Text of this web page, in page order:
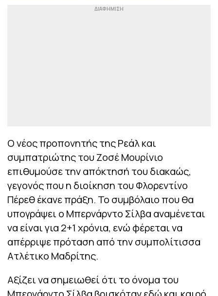
Ο νέος προπονητής της Ρεάλ και
συμπατριώτης του Ζοσέ Μουρίνιο
επιθυμούσε την απόκτησή του διακαώς,
γεγονός που η διοίκηση του Φλορεντίνο
Πέρεθ έκανε πράξη. Το συμβόλαιο που θα
υπογράψει ο Μπερνάρντο Σίλβα αναμένεται
να είναι για 2+1 χρόνια, ενώ φέρεται να
απέρριψε πρόταση από την συμπολίτισσα
Ατλέτικο Μαδρίτης.
Αξίζει να σημειωθεί ότι το όνομα του